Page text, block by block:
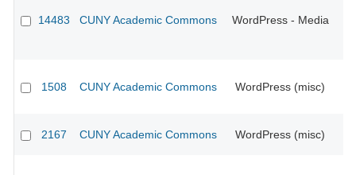
14483 CUNY Academic Commons WordPress - Media
1508 CUNY Academic Commons WordPress (misc)
2167 CUNY Academic Commons WordPress (misc)